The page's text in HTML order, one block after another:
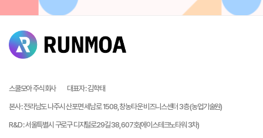
스쿨모아 주식회사 대표자:김학태
본사:전라남도 나주시 산포면 세남로 1508, 창농타운 비즈니스센터 3층 (농업기술원)
R&D:서울특별시 구로구 디지털로29길 38, 607호(에이스테크노타워 3차)